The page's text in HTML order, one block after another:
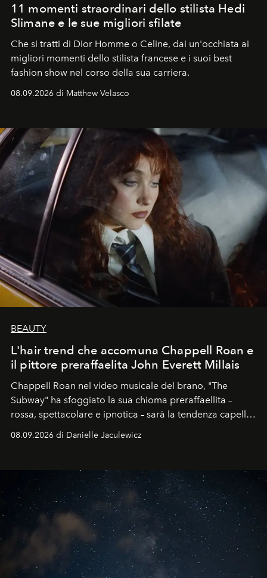
11 momenti straordinari dello stilista Hedi
Slimane e le sue migliori sfilate
Che si tratti di Dior Homme o Celine, dai un'occhiata ai
migliori momenti dello stilista francese e i suoi best
fashion show nel corso della sua carriera.
08.09.2026 di Matthew Velasco
BEAUTY
L'hair trend che accomuna Chappell Roan e
il pittore preraffaelita John Everett Millais
Chappell Roan nel video musicale del brano, "The
Subway" ha sfoggiato la sua chioma preraffaellita –
rossa, spettacolare e ipnotica – sarà la tendenza capelli
08.09.2026 di Danielle Jaculewicz